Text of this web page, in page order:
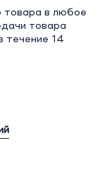
товара в любое
товара
течение 14